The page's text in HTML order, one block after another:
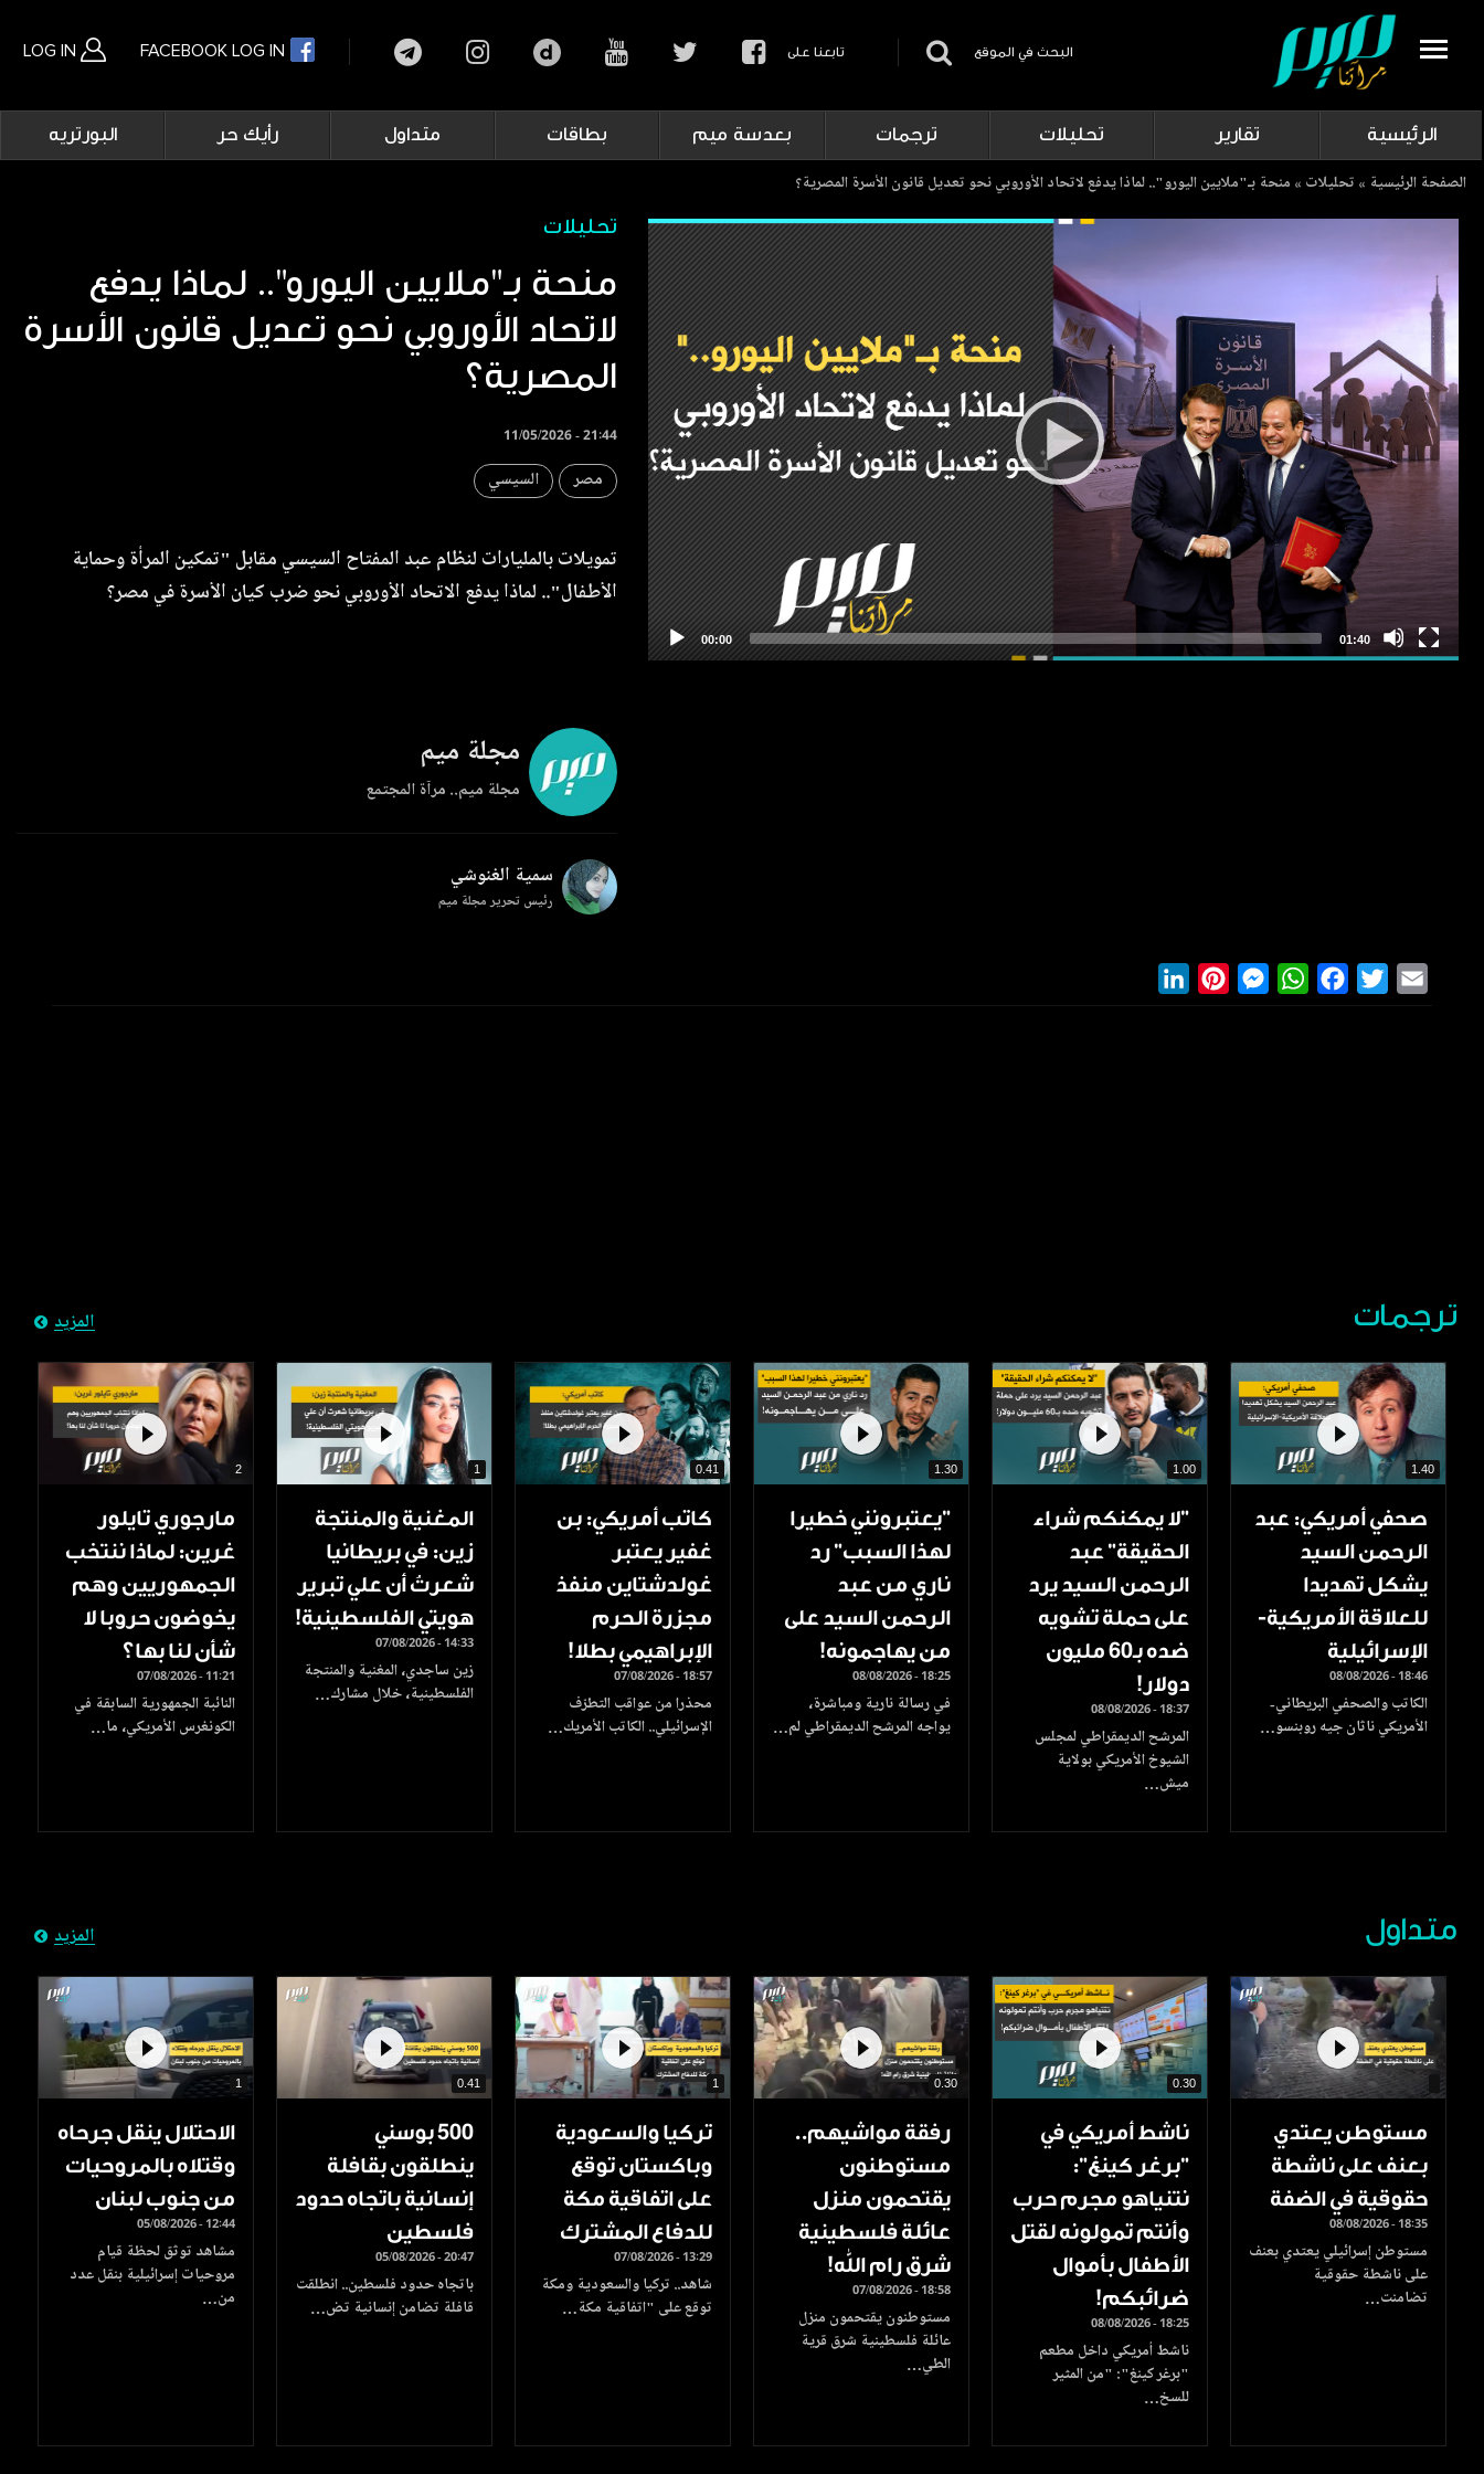
LOG IN FACEBOOK LOG IN البحث في الموقع تابعنا على
Main
navigation
الرئيسية تقارير تحليلات ترجمات بعدسة ميم بطاقات متداول رأيك حر البورتريه
Breadcrumb
الصفحة الرئيسية تحليلات منحة بـ"ملايين اليورو".. لماذا يدفع لاتحاد الأوروبي نحو تعديل قانون الأسرة المصرية؟
تحليلات
منحة بـ"ملايين اليورو".. لماذا يدفع
لاتحاد الأوروبي نحو تعديل قانون الأسرة
المصرية؟
11/05/2026 - 21:44
مصر السيسي
تمويلات بالمليارات لنظام عبد المفتاح السيسي مقابل "تمكين المرأة وحماية
الأطفال".. لماذا يدفع الاتحاد الأوروبي نحو ضرب كيان الأسرة في مصر؟
مجلة ميم
مجلة ميم.. مرآة المجتمع
سمية الغنوشي
رئيس تحرير مجلة ميم
LinkedInPinterestMessengerWhatsAppFacebook
Twitter
ترجمات المزيد
1.40
صحفي أمريكي: عبد
الرحمن السيد
يشكل تهديدا
للعلاقة الأمريكية-
الإسرائيلية
08/08/2026 - 18:46
الكاتب والصحفي البريطاني-
الأمريكي ناثان جيه روبنسو…
1.00
"لا يمكنكم شراء
الحقيقة" عبد
الرحمن السيد يرد
على حملة تشويه
ضده بـ60 مليون
دولار!
08/08/2026 - 18:37
المرشح الديمقراطي لمجلس
الشيوخ الأمريكي بولاية
ميش…
1.30
"يعتبرونني خطيرا
لهذا السبب" رد
ناري من عبد
الرحمن السيد على
من يهاجمونه!
08/08/2026 - 18:25
في رسالة نارية ومباشرة،
يواجه المرشح الديمقراطي لم…
0.41
كاتب أمريكي: بن
غفير يعتبر
غولدشتاين منفذ
مجزرة الحرم
الإبراهيمي بطلا!
07/08/2026 - 18:57
محذرا من عواقب التطرّف
الإسرائيلي.. الكاتب الأمريك…
1
المغنية والمنتجة
زين: في بريطانيا
شعرتُ أن علي تبرير
هويتي الفلسطينية!
07/08/2026 - 14:33
زين ساجدي، المغنية والمنتجة
الفلسطينية، خلال مشارك…
2
مارجوري تايلور
غرين: لماذا ننتخب
الجمهوريين وهم
يخوضون حروبا لا
شأن لنا بها؟
07/08/2026 - 11:21
النائبة الجمهورية السابقة في
الكونغرس الأمريكي، ما…
متداول المزيد
مستوطن يعتدي
بعنف على ناشطة
حقوقية في الضفة
08/08/2026 - 18:35
مستوطن إسرائيلي يعتدي بعنف
على ناشطة حقوقية
تضامنت…
0.30
ناشط أمريكي في
"برغر كينغ":
نتنياهو مجرم حرب
وأنتم تمولونه لقتل
الأطفال بأموال
ضرائبكم!
08/08/2026 - 18:25
ناشط أمريكي داخل مطعم
"برغر كينغ": "من المثير
للسخ…
0.30
رفقة مواشيهم..
مستوطنون
يقتحمون منزل
عائلة فلسطينية
شرق رام الله!
07/08/2026 - 18:58
مستوطنون يقتحمون منزل
عائلة فلسطينية شرق قرية
الطي…
1
تركيا والسعودية
وباكستان توقع
على اتفاقية مكة
للدفاع المشترك
07/08/2026 - 13:29
شاهد.. تركيا والسعودية ومكة
توقع على "اتفاقية مكة…
0.41
500 بوسني
ينطلقون بقافلة
إنسانية باتجاه حدود
فلسطين
05/08/2026 - 20:47
باتجاه حدود فلسطين.. انطلقت
قافلة تضامن إنسانية تض…
1
الاحتلال ينقل جرحاه
وقتلاه بالمروحيات
من جنوب لبنان
05/08/2026 - 12:44
مشاهد توثق لحظة قيام
مروحيات إسرائيلية بنقل عدد
من…